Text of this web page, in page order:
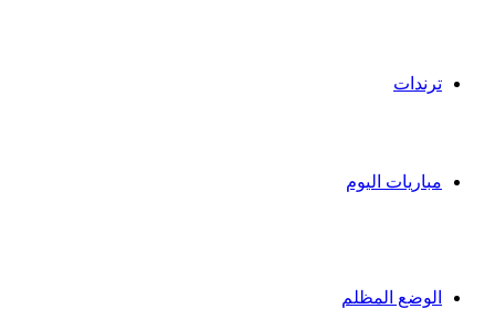
ترندات
مباريات اليوم
الوضع المظلم